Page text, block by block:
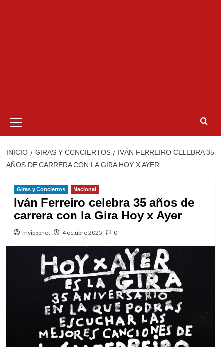
primario
INICIO GIRAS Y CONCIERTOS
IVÁN FERREIRO CELEBRA 35
AÑOS DE CARRERA CON LA GIRA HOY X AYER
Giras y Conciertos Nacional
Iván Ferreiro celebra 35 años de
carrera con la Gira Hoy x Ayer
myipopnet 4 octubre 2025 0